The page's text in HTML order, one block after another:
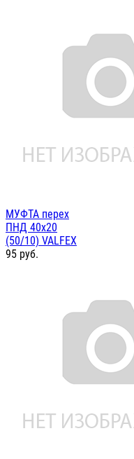
МУФТА перех
ПНД 40х20
(50/10) VALFEX
95 руб.